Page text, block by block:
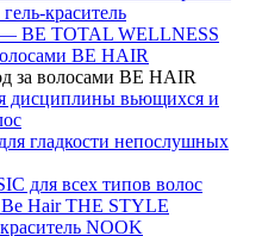
краситель
— BE TOTAL WELLNESS
BE HAIR
за волосами BE HAIR
дисциплины вьющихся и
гладкости непослушных
для всех типов волос
Hair THE STYLE
NOOK